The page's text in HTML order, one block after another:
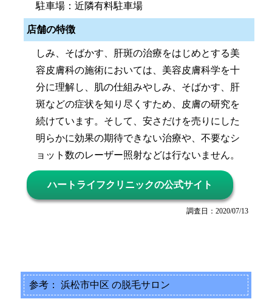
駐車場：近隣有料駐車場
店舗の特徴
しみ、そばかす、肝斑の治療をはじめとする美
容皮膚科の施術においては、美容皮膚科学を十
分に理解し、肌の仕組みやしみ、そばかす、肝
斑などの症状を知り尽くすため、皮膚の研究を
続けています。そして、安さだけを売りにした
明らかに効果の期待できない治療や、不要なシ
ョット数のレーザー照射などは行ないません。
ハートライフクリニックの公式サイト
調査日：2020/07/13
参考： 浜松市中区 の脱毛サロン